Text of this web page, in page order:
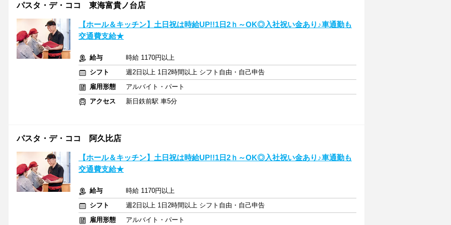
パスタ・デ・ココ 東海富貴ノ台店
【ホール＆キッチン】土日祝は時給UP!!1日2ｈ～OK◎入社祝い金あり♪車通勤も
交通費支給★
給与
時給 1170円以上
シフト
週2日以上 1日2時間以上 シフト自由・自己申告
雇用形態
アルバイト・パート
アクセス
新日鉄前駅 車5分
パスタ・デ・ココ 阿久比店
【ホール＆キッチン】土日祝は時給UP!!1日2ｈ～OK◎入社祝い金あり♪車通勤も
交通費支給★
給与
時給 1170円以上
シフト
週2日以上 1日2時間以上 シフト自由・自己申告
雇用形態
アルバイト・パート